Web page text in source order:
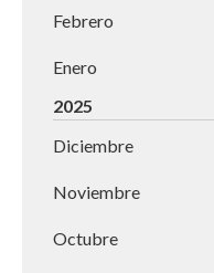
Febrero
Enero
2025
Diciembre
Noviembre
Octubre